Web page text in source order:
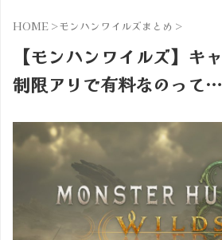
HOME >モンハンワイルズまとめ >
【モンハンワイルズ】キ
制限アリで有料なのって…